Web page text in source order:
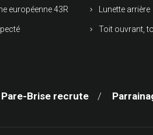
européenne 43R Lunette arrière
Toit ouvrant,
Brise recrute